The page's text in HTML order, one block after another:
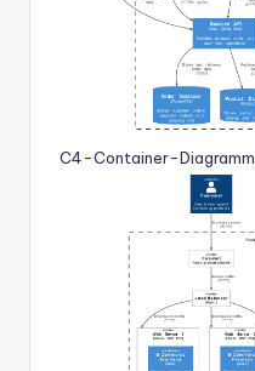
C4-Container-Diagramm